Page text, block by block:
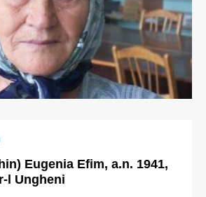
Eugenia Efim, a.n. 1941,
l Ungheni